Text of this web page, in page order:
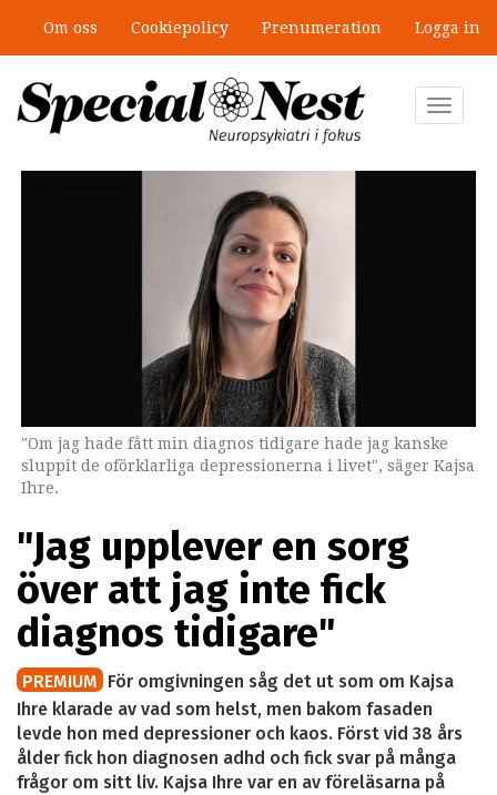
huvudinnehåll
Om oss Cookiepolicy Prenumeration Logga in
Toggle
"Om jag hade fått min diagnos tidigare hade jag kanske
sluppit de oförklarliga depressionerna i livet", säger Kajsa
Ihre.
"Jag upplever en sorg
över att jag inte fick
diagnos tidigare"
PREMIUM För omgivningen såg det ut som om Kajsa
Ihre klarade av vad som helst, men bakom fasaden
levde hon med depressioner och kaos. Först vid 38 års
ålder fick hon diagnosen adhd och fick svar på många
frågor om sitt liv. Kajsa Ihre var en av föreläsarna på
”Jobbet gick bra – just därför togs
stödet bort”